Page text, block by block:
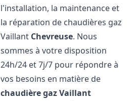
l'installation, la maintenance et
la réparation de chaudières gaz
Vaillant Chevreuse. Nous
sommes à votre disposition
24h/24 et 7j/7 pour répondre à
vos besoins en matière de
chaudière gaz Vaillant